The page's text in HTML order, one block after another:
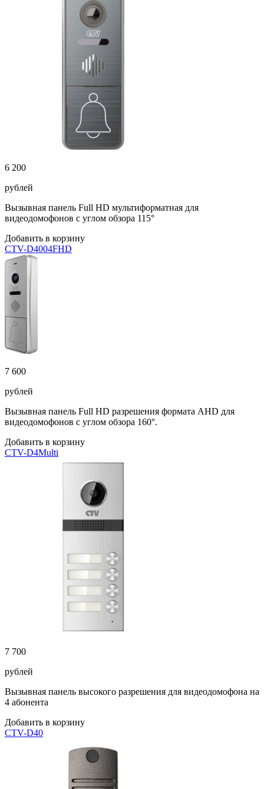
6 200
рублей
Вызывная панель Full HD мультиформатная для
видеодомофонов с углом обзора 115°
Добавить в корзину
CTV-D4004FHD
7 600
рублей
Вызывная панель Full HD разрешения формата AHD для
видеодомофонов с углом обзора 160°.
Добавить в корзину
CTV-D4Multi
7 700
рублей
Вызывная панель высокого разрешения для видеодомофона на
4 абонента
Добавить в корзину
CTV-D40